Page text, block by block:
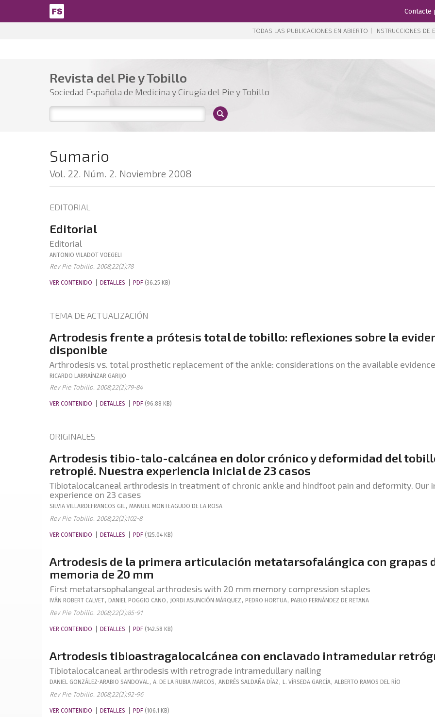
Pasar al contenido principal
Contacte
TODAS LAS PUBLICACIONES EN ABIERTO | INSTRUCCIONES DE
Revista del Pie y Tobillo
Sociedad Española de Medicina y Cirugía del Pie y Tobillo
Sumario
Vol. 22. Núm. 2. Noviembre 2008
EDITORIAL
Editorial
Editorial
ANTONIO VILADOT VOEGELI
Rev Pie Tobillo. 2008;22(2):78
VER CONTENIDO DETALLES PDF (36.25 KB)
TEMA DE ACTUALIZACIÓN
Artrodesis frente a prótesis total de tobillo: reflexiones sobre la
disponible
Arthrodesis vs. total prosthetic replacement of the ankle: considerations on the available evidence
RICARDO LARRAÍNZAR GARIJO
Rev Pie Tobillo. 2008;22(2):79-84
VER CONTENIDO DETALLES PDF (96.88 KB)
ORIGINALES
Artrodesis tibio-talo-calcánea en dolor crónico y deformidad del
retropié. Nuestra experiencia inicial de 23 casos
Tibiotalocalcaneal arthrodesis in treatment of chronic ankle and hindfoot pain and deformity. Our
experience on 23 cases
SILVIA VILLARDEFRANCOS GIL, MANUEL MONTEAGUDO DE LA ROSA
Rev Pie Tobillo. 2008;22(2):102-8
VER CONTENIDO DETALLES PDF (125.04 KB)
Artrodesis de la primera articulación metatarsofalángica con grapas
memoria de 20 mm
First metatarsophalangeal arthrodesis with 20 mm memory compression staples
IVÁN ROBERT CALVET, DANIEL POGGIO CANO , JORDI ASUNCIÓN MÁRQUEZ , PEDRO HORTUA, PABLO FERNÁNDEZ DE RETANA
Rev Pie Tobillo. 2008;22(2):85-91
VER CONTENIDO DETALLES PDF (142.58 KB)
Artrodesis tibioastragalocalcánea con enclavado intramedular
Tibiotalocalcaneal arthrodesis with retrograde intramedullary nailing
DANIEL GONZÁLEZ-ARABIO SANDOVAL, A. DE LA RUBIA MARCOS , ANDRÉS SALDAÑA DÍAZ , L. VÍRSEDA GARCÍA, ALBERTO RAMOS DEL RÍO
Rev Pie Tobillo. 2008;22(2):92-96
VER CONTENIDO DETALLES PDF (106.1 KB)